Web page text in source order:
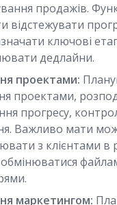
продажів.
відстежувати
ключові
дедлайни.
проектами:
проектами,
прогресу,
Важливо мати
з клієнтами в
маркетингом: